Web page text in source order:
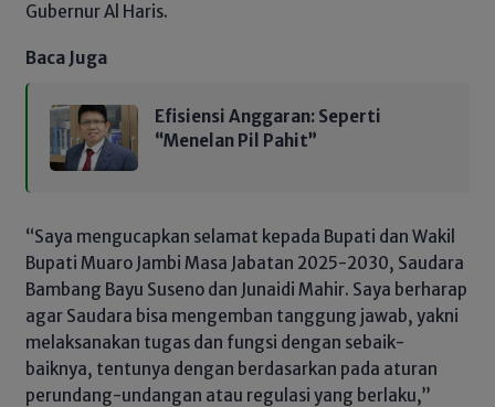
Gubernur Al Haris.
Baca Juga
Efisiensi Anggaran: Seperti
“Menelan Pil Pahit”
“Saya mengucapkan selamat kepada Bupati dan Wakil
Bupati Muaro Jambi Masa Jabatan 2025-2030, Saudara
Bambang Bayu Suseno dan Junaidi Mahir. Saya berharap
agar Saudara bisa mengemban tanggung jawab, yakni
melaksanakan tugas dan fungsi dengan sebaik-
baiknya, tentunya dengan berdasarkan pada aturan
perundang-undangan atau regulasi yang berlaku,”